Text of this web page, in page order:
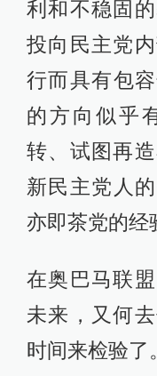
利和不稳固
投向民主党
行而具有包
的方向似乎
转、试图再
新民主党人
亦即茶党的经
在奥巴马联
未来，又何
时间来检验了。